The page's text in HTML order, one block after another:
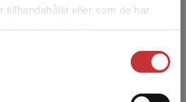
tillhandahållit eller som de har
du besöker
via en enhet utanför Sverige.
utanför Sverige. För
köp måste
är partner på Serus, samt
process­ledare och
hos Skandias